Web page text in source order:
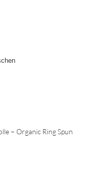
– Organic Ring Spun